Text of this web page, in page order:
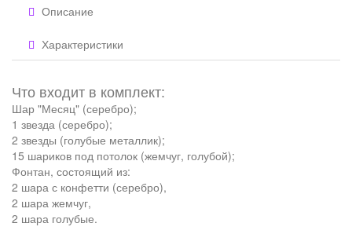
Описание
Характеристики
Что входит в комплект:
Шар "Месяц" (серебро);
1 звезда (серебро);
2 звезды (голубые металлик);
15 шариков под потолок (жемчуг, голубой);
Фонтан, состоящий из:
2 шара с конфетти (серебро),
2 шара жемчуг,
2 шара голубые.